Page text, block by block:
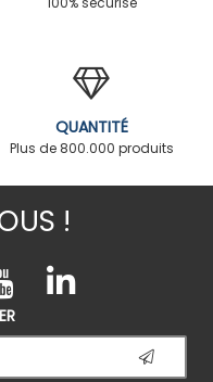
QUANTITÉ
Plus de 800.000 produits
!